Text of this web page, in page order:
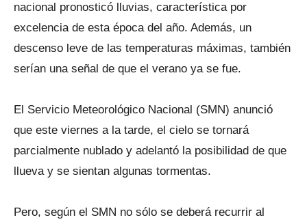
nacional pronosticó lluvias, característica por
excelencia de esta época del año. Además, un
descenso leve de las temperaturas máximas, también
serían una señal de que el verano ya se fue.
El Servicio Meteorológico Nacional (SMN) anunció
que este viernes a la tarde, el cielo se tornará
parcialmente nublado y adelantó la posibilidad de que
llueva y se sientan algunas tormentas.
Pero, según el SMN no sólo se deberá recurrir al